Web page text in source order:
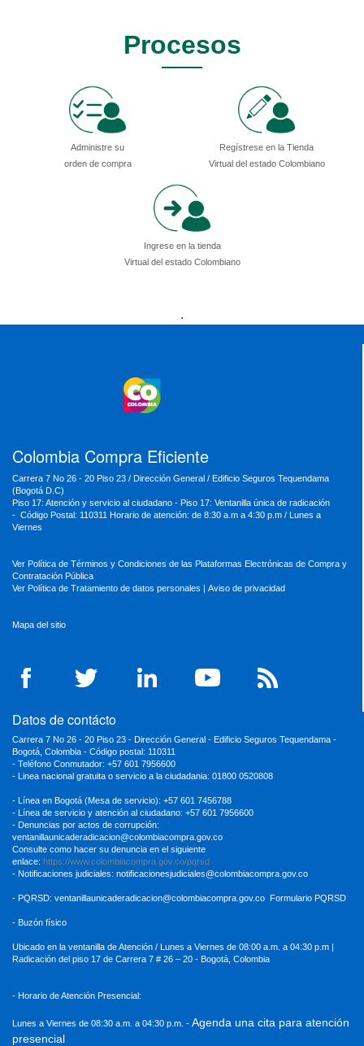
Procesos
Administre su
orden de compra
Regístrese en la Tienda
Virtual del estado Colombiano
Ingrese en la tienda
Virtual del estado Colombiano
MinRelaciones
MinHacienda
.
Colombia Compra Eficiente
Carrera 7 No 26 - 20 Piso 23 / Dirección General / Edificio Seguros Tequendama
(Bogotá D.C)
Piso 17: Atención y servicio al ciudadano - Piso 17: Ventanilla única de radicación
- Código Postal: 110311 Horario de atención: de 8:30 a.m a 4:30 p.m / Lunes a
Viernes
Ver Política de Términos y Condiciones de las Plataformas Electrónicas de Compra y
Contratación Pública
Ver Política de Tratamiento de datos personales | Aviso de privacidad
Mapa del sitio
Datos de contácto
Carrera 7 No 26 - 20 Piso 23 - Dirección General - Edificio Seguros Tequendama -
Bogotá, Colombia - Código postal: 110311
- Teléfono Conmutador: +57 601 7956600
- Linea nacional gratuita o servicio a la ciudadania: 01800 0520808
- Línea en Bogotá (Mesa de servicio): +57 601 7456788
- Línea de servicio y atención al ciudadano: +57 601 7956600
- Denuncias por actos de corrupción:
ventanillaunicaderadicacion@colombiacompra.gov.co
Consulte como hacer su denuncia en el siguiente
enlace: https://www.colombiacompra.gov.co/pqrsd
- Notificaciones judiciales: notificacionesjudiciales@colombiacompra.gov.co
- PQRSD: ventanillaunicaderadicacion@colombiacompra.gov.co Formulario PQRSD
- Buzón físico
Ubicado en la ventanilla de Atención / Lunes a Viernes de 08:00 a.m. a 04:30 p.m |
Radicación del piso 17 de Carrera 7 # 26 – 20 - Bogotá, Colombia
- Horario de Atención Presencial:
Lunes a Viernes de 08:30 a.m. a 04:30 p.m. - Agenda una cita para atención
presencial